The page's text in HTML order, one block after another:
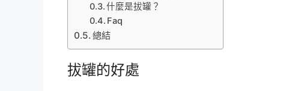
什麼是拔罐？
Faq
總結
拔罐的好處